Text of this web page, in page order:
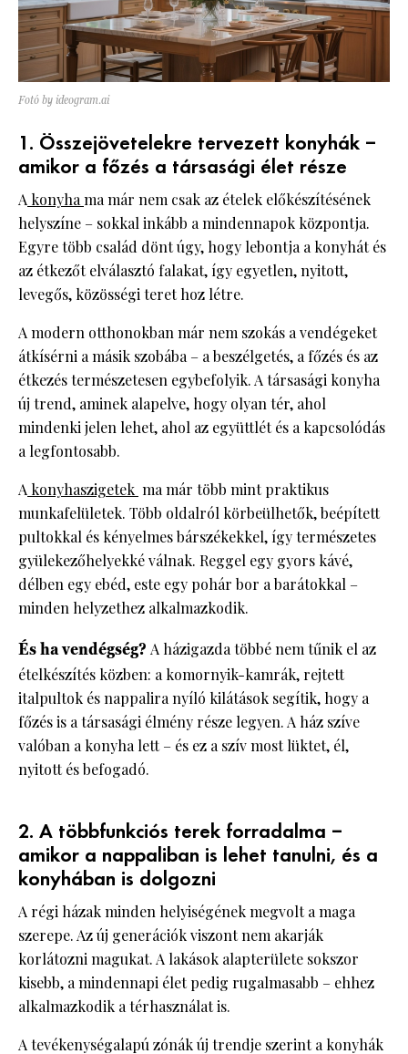
Fotó by ideogram.ai
1. Összejövetelekre tervezett konyhák –
amikor a főzés a társasági élet része
A konyha ma már nem csak az ételek előkészítésének
helyszíne – sokkal inkább a mindennapok központja.
Egyre több család dönt úgy, hogy lebontja a konyhát és
az étkezőt elválasztó falakat, így egyetlen, nyitott,
levegős, közösségi teret hoz létre.
A modern otthonokban már nem szokás a vendégeket
átkísérni a másik szobába – a beszélgetés, a főzés és az
étkezés természetesen egybefolyik. A társasági konyha
új trend, aminek alapelve, hogy olyan tér, ahol
mindenki jelen lehet, ahol az együttlét és a kapcsolódás
a legfontosabb.
A konyhaszigetek ma már több mint praktikus
munkafelületek. Több oldalról körbeülhetők, beépített
pultokkal és kényelmes bárszékekkel, így természetes
gyülekezőhelyekké válnak. Reggel egy gyors kávé,
délben egy ebéd, este egy pohár bor a barátokkal –
minden helyzethez alkalmazkodik.
És ha vendégség? A házigazda többé nem tűnik el az
ételkészítés közben: a komornyik-kamrák, rejtett
italpultok és nappalira nyíló kilátások segítik, hogy a
főzés is a társasági élmény része legyen. A ház szíve
valóban a konyha lett – és ez a szív most lüktet, él,
nyitott és befogadó.
2. A többfunkciós terek forradalma –
amikor a nappaliban is lehet tanulni, és a
konyhában is dolgozni
A régi házak minden helyiségének megvolt a maga
szerepe. Az új generációk viszont nem akarják
korlátozni magukat. A lakások alapterülete sokszor
kisebb, a mindennapi élet pedig rugalmasabb – ehhez
alkalmazkodik a térhasználat is.
A tevékenységalapú zónák új trendje szerint a konyhák